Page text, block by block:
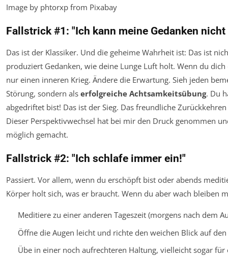
Image by phtorxp from Pixabay
Fallstrick #1: "Ich kann meine Gedanken
Das ist der Klassiker. Und die geheime Wahrheit ist: Das ist
produziert Gedanken, wie deine Lunge Luft holt. Wenn du
nur einen inneren Krieg. Ändere die Erwartung. Sieh jeden
Störung, sondern als erfolgreiche Achtsamkeitsübung. Du
abgedriftet bist! Das ist der Sieg. Das freundliche
Dieser Perspektivwechsel hat bei mir den Druck genommen
möglich gemacht.
Fallstrick #2: "Ich schlafe immer ein!"
Passiert. Vor allem, wenn du erschöpft bist oder abends
Körper holt sich, was er braucht. Wenn du aber wach bleiben
Meditiere zu einer anderen Tageszeit (morgens nach dem
Öffne die Augen leicht und richte den weichen Blick auf
Übe in einer noch aufrechteren Haltung, vielleicht sogar